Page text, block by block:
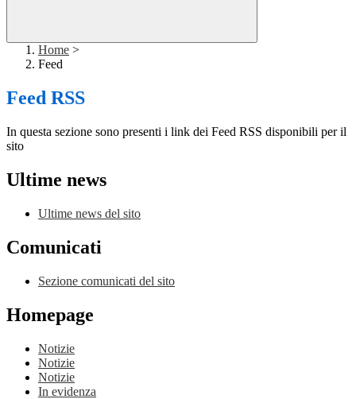
Home >
Feed
Feed RSS
In questa sezione sono presenti i link dei Feed RSS disponibili per il
sito
Ultime news
Ultime news del sito
Comunicati
Sezione comunicati del sito
Homepage
Notizie
Notizie
Notizie
In evidenza